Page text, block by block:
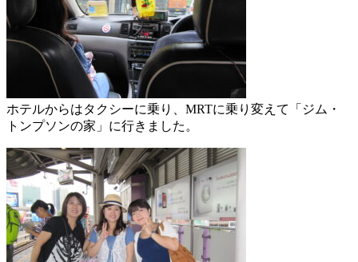
ホテルからはタクシーに乗り、MRTに乗り変えて「ジム・
トンプソンの家」に行きました。